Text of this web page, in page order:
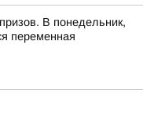
В понедельник,
переменная